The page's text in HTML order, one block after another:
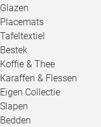
Glazen
Placemats
Tafeltextiel
Bestek
Koffie & Thee
Karaffen & Flessen
Eigen Collectie
Slapen
Bedden